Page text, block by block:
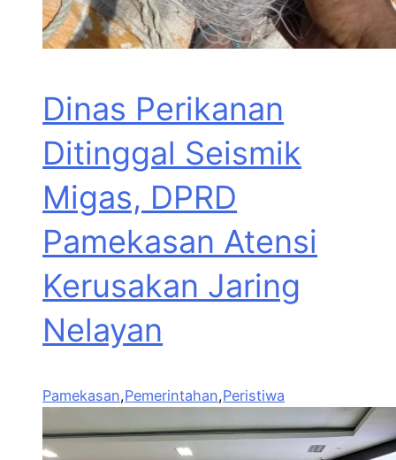
Dinas Perikanan
Ditinggal Seismik
Migas, DPRD
Pamekasan Atensi
Kerusakan Jaring
Nelayan
Pamekasan,Pemerintahan,Peristiwa